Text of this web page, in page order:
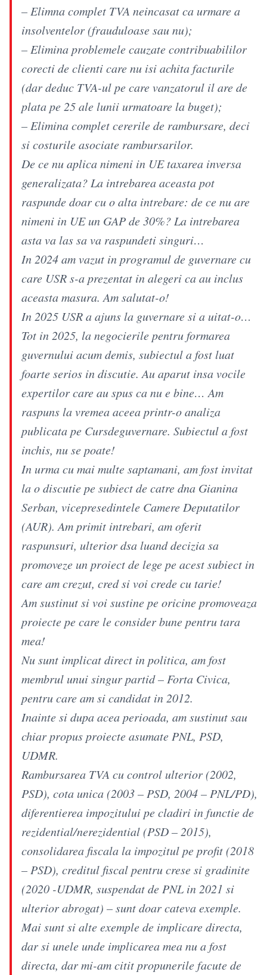
– Elimna complet TVA neincasat ca urmare a
insolventelor (frauduloase sau nu);
– Elimina problemele cauzate contribuabililor
corecti de clienti care nu isi achita facturile
(dar deduc TVA-ul pe care vanzatorul il are de
plata pe 25 ale lunii urmatoare la buget);
– Elimina complet cererile de rambursare, deci
si costurile asociate rambursarilor.
De ce nu aplica nimeni in UE taxarea inversa
generalizata? La intrebarea aceasta pot
raspunde doar cu o alta intrebare: de ce nu are
nimeni in UE un GAP de 30%? La intrebarea
asta va las sa va raspundeti singuri…
In 2024 am vazut in programul de guvernare cu
care USR s-a prezentat in alegeri ca au inclus
aceasta masura. Am salutat-o!
In 2025 USR a ajuns la guvernare si a uitat-o…
Tot in 2025, la negocierile pentru formarea
guvernului acum demis, subiectul a fost luat
foarte serios in discutie. Au aparut insa vocile
expertilor care au spus ca nu e bine… Am
raspuns la vremea aceea printr-o analiza
publicata pe Cursdeguvernare. Subiectul a fost
inchis, nu se poate!
In urma cu mai multe saptamani, am fost invitat
la o discutie pe subiect de catre dna Gianina
Serban, vicepresedintele Camere Deputatilor
(AUR). Am primit intrebari, am oferit
raspunsuri, ulterior dsa luand decizia sa
promoveze un proiect de lege pe acest subiect in
care am crezut, cred si voi crede cu tarie!
Am sustinut si voi sustine pe oricine promoveaza
proiecte pe care le consider bune pentru tara
mea!
Nu sunt implicat direct in politica, am fost
membrul unui singur partid – Forta Civica,
pentru care am si candidat in 2012.
Inainte si dupa acea perioada, am sustinut sau
chiar propus proiecte asumate PNL, PSD,
UDMR.
Rambursarea TVA cu control ulterior (2002,
PSD), cota unica (2003 – PSD, 2004 – PNL/PD),
diferentierea impozitului pe cladiri in functie de
rezidential/nerezidential (PSD – 2015),
consolidarea fiscala la impozitul pe profit (2018
– PSD), creditul fiscal pentru crese si gradinite
(2020 -UDMR, suspendat de PNL in 2021 si
ulterior abrogat) – sunt doar cateva exemple.
Mai sunt si alte exemple de implicare directa,
dar si unele unde implicarea mea nu a fost
directa, dar mi-am citit propunerile facute de